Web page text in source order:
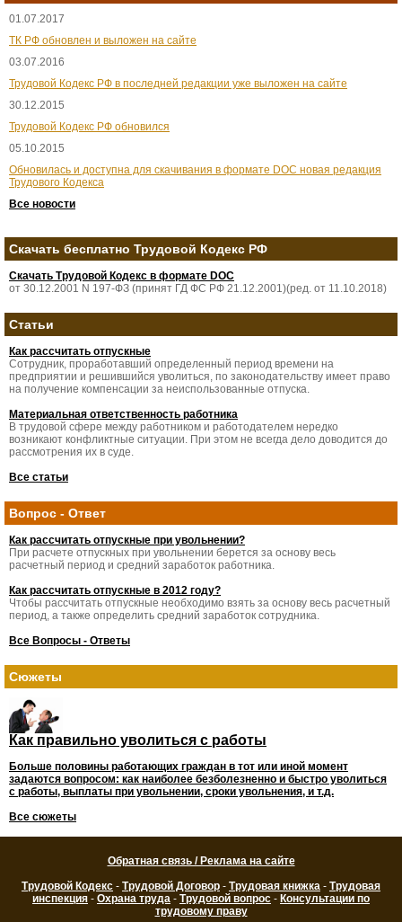
01.07.2017
ТК РФ обновлен и выложен на сайте
03.07.2016
Трудовой Кодекс РФ в последней редакции уже выложен на сайте
30.12.2015
Трудовой Кодекс РФ обновился
05.10.2015
Обновилась и доступна для скачивания в формате DOC новая редакция
Трудового Кодекса
Все новости
Скачать бесплатно Трудовой Кодекс РФ
Скачать Трудовой Кодекс в формате DOC
от 30.12.2001 N 197-ФЗ (принят ГД ФС РФ 21.12.2001)(ред. от 11.10.2018)
Статьи
Как рассчитать отпускные
Сотрудник, проработавший определенный период времени на
предприятии и решившийся уволиться, по законодательству имеет право
на получение компенсации за неиспользованные отпуска.
Материальная ответственность работника
В трудовой сфере между работником и работодателем нередко
возникают конфликтные ситуации. При этом не всегда дело доводится до
рассмотрения их в суде.
Все статьи
Вопрос - Ответ
Как рассчитать отпускные при увольнении?
При расчете отпускных при увольнении берется за основу весь
расчетный период и средний заработок работника.
Как рассчитать отпускные в 2012 году?
Чтобы рассчитать отпускные необходимо взять за основу весь расчетный
период, а также определить средний заработок сотрудника.
Все Вопросы - Ответы
Сюжеты
Как правильно уволиться с работы
Больше половины работающих граждан в тот или иной момент
задаются вопросом: как наиболее безболезненно и быстро уволиться
с работы, выплаты при увольнении, сроки увольнения, и т.д.
Все сюжеты
Обратная связь / Реклама на сайте
Трудовой Кодекс - Трудовой Договор - Трудовая книжка - Трудовая
инспекция - Охрана труда - Трудовой вопрос - Консультации по
трудовому праву